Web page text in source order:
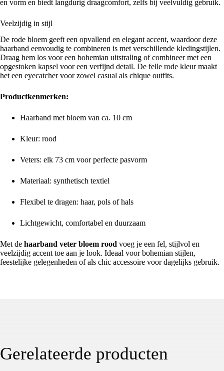
en vorm en biedt langdurig draagcomfort, zelfs bij veelvuldig gebruik.
Veelzijdig in stijl
De rode bloem geeft een opvallend en elegant accent, waardoor deze
haarband eenvoudig te combineren is met verschillende kledingstijlen.
Draag hem los voor een bohemian uitstraling of combineer met een
opgestoken kapsel voor een verfijnd detail. De felle rode kleur maakt
het een eyecatcher voor zowel casual als chique outfits.
Productkenmerken:
Haarband met bloem van ca. 10 cm
Kleur: rood
Veters: elk 73 cm voor perfecte pasvorm
Materiaal: synthetisch textiel
Flexibel te dragen: haar, pols of hals
Lichtgewicht, comfortabel en duurzaam
Met de haarband veter bloem rood voeg je een fel, stijlvol en
veelzijdig accent toe aan je look. Ideaal voor bohemian stijlen,
feestelijke gelegenheden of als chic accessoire voor dagelijks gebruik.
Gerelateerde producten